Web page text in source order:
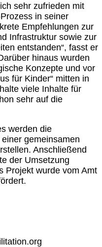
sehr zufrieden mit
in seiner
Empfehlungen zur
Infrastruktur sowie zur
entstanden“, fasst er
hinaus wurden
Konzepte und vor
für Kinder“ mitten in
viele Inhalte für
sehr auf die
werden die
gemeinsamen
Anschließend
der Umsetzung
Projekt wurde vom Amt